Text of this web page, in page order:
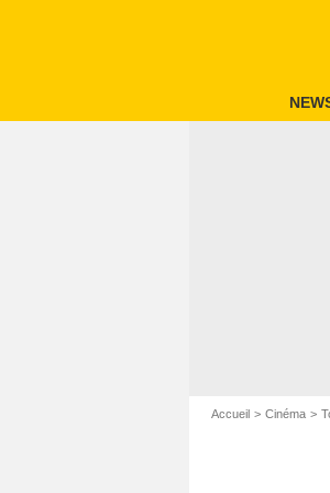
Accueil Cinéma